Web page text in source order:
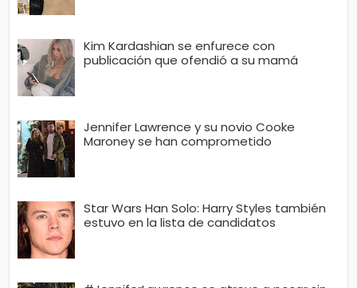
Kim Kardashian se enfurece con
publicación que ofendió a su mamá
Jennifer Lawrence y su novio Cooke
Maroney se han comprometido
Star Wars Han Solo: Harry Styles también
estuvo en la lista de candidatos